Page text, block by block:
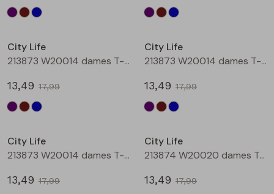
City Life
213873 W20014 dames T-shirt km Aubergine
13,49 17,99
City Life
213873 W20014 dames T-shirt km Bruin
13,49 17,99
City Life
213873 W20014 dames T-shirt km Petrol
13,49 17,99
City Life
213874 W20020 dames T-shirt km Aubergine
13,49 17,99